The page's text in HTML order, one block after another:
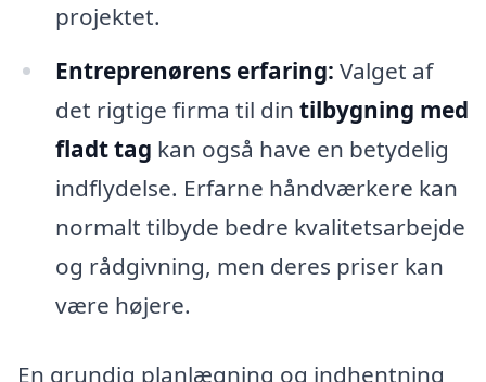
projektet.
Entreprenørens erfaring: Valget af
det rigtige firma til din tilbygning med
fladt tag kan også have en betydelig
indflydelse. Erfarne håndværkere kan
normalt tilbyde bedre kvalitetsarbejde
og rådgivning, men deres priser kan
være højere.
En grundig planlægning og indhentning